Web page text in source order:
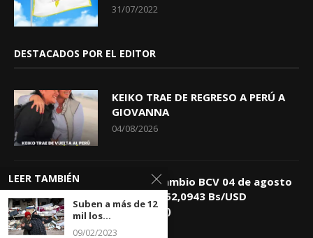
31/07/2022
DESTACADOS POR EL EDITOR
KEIKO TRAE DE REGRESO A PERÚ A
GIOVANNA
04/08/2026
Tasa de Cambio BCV 04 de agosto
de 2026: 752,0943 Bs/USD
(+0,4418%)
04/08/2026
LEER TAMBIÉN
Suben a más de 12
mil los...
09/02/2023